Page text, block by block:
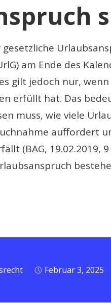
am Ende des
gilt jedoch nur,
erfüllt hat. Das
muss, wie viele
auffordert
(BAG, 19.02.2019,
Februar 3, 2025